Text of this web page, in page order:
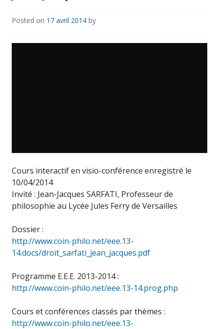
Posted on 17 avril 2014 by
Cours interactif en visio-conférence enregistré le
10/04/2014
Invité : Jean-Jacques SARFATI, Professeur de
philosophie au Lycée Jules Ferry de Versailles
Dossier :
http://www.coin-philo.net/eee.13-
14.docs/droit_sarfati_jean_jacques.pdf
Programme E.E.E. 2013-2014 :
http://www.coin-philo.net/eee.13-14.prog.php
Cours et conférences classés par thèmes :
http://www.coin-philo.net/eee.13-